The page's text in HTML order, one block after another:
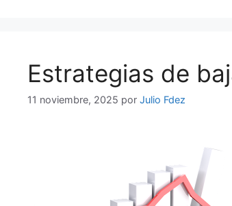
Estrategias de
11 noviembre, 2025 por Julio Fdez